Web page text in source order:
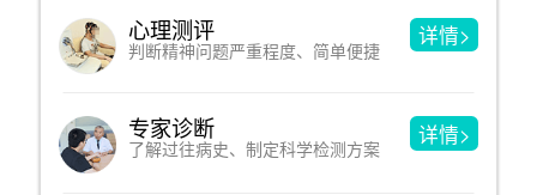
沙盘游戏
洞见人的内心，于游戏中改善心理
详情>
催眠疗法
借助暗示性语言，消除心理和躯体疾病
详情>